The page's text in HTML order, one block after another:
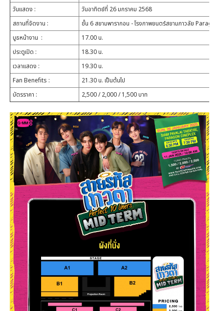
วันแสดง :
วันอาทิตย์ที่ 26 มกราคม 2568
สถานที่จัดงาน :
ชั้น 6 สยามพารากอน - โรงภาพยนตร์สยามภาวลัย
บูธหน้างาน :
17.00 น.
ประตูเปิด :
18.30 น.
เวลาแสดง :
19.30 น.
Fan Benefits :
21.30 น. เป็นต้นไป
บัตรราคา :
2,500 / 2,000 / 1,500 บาท